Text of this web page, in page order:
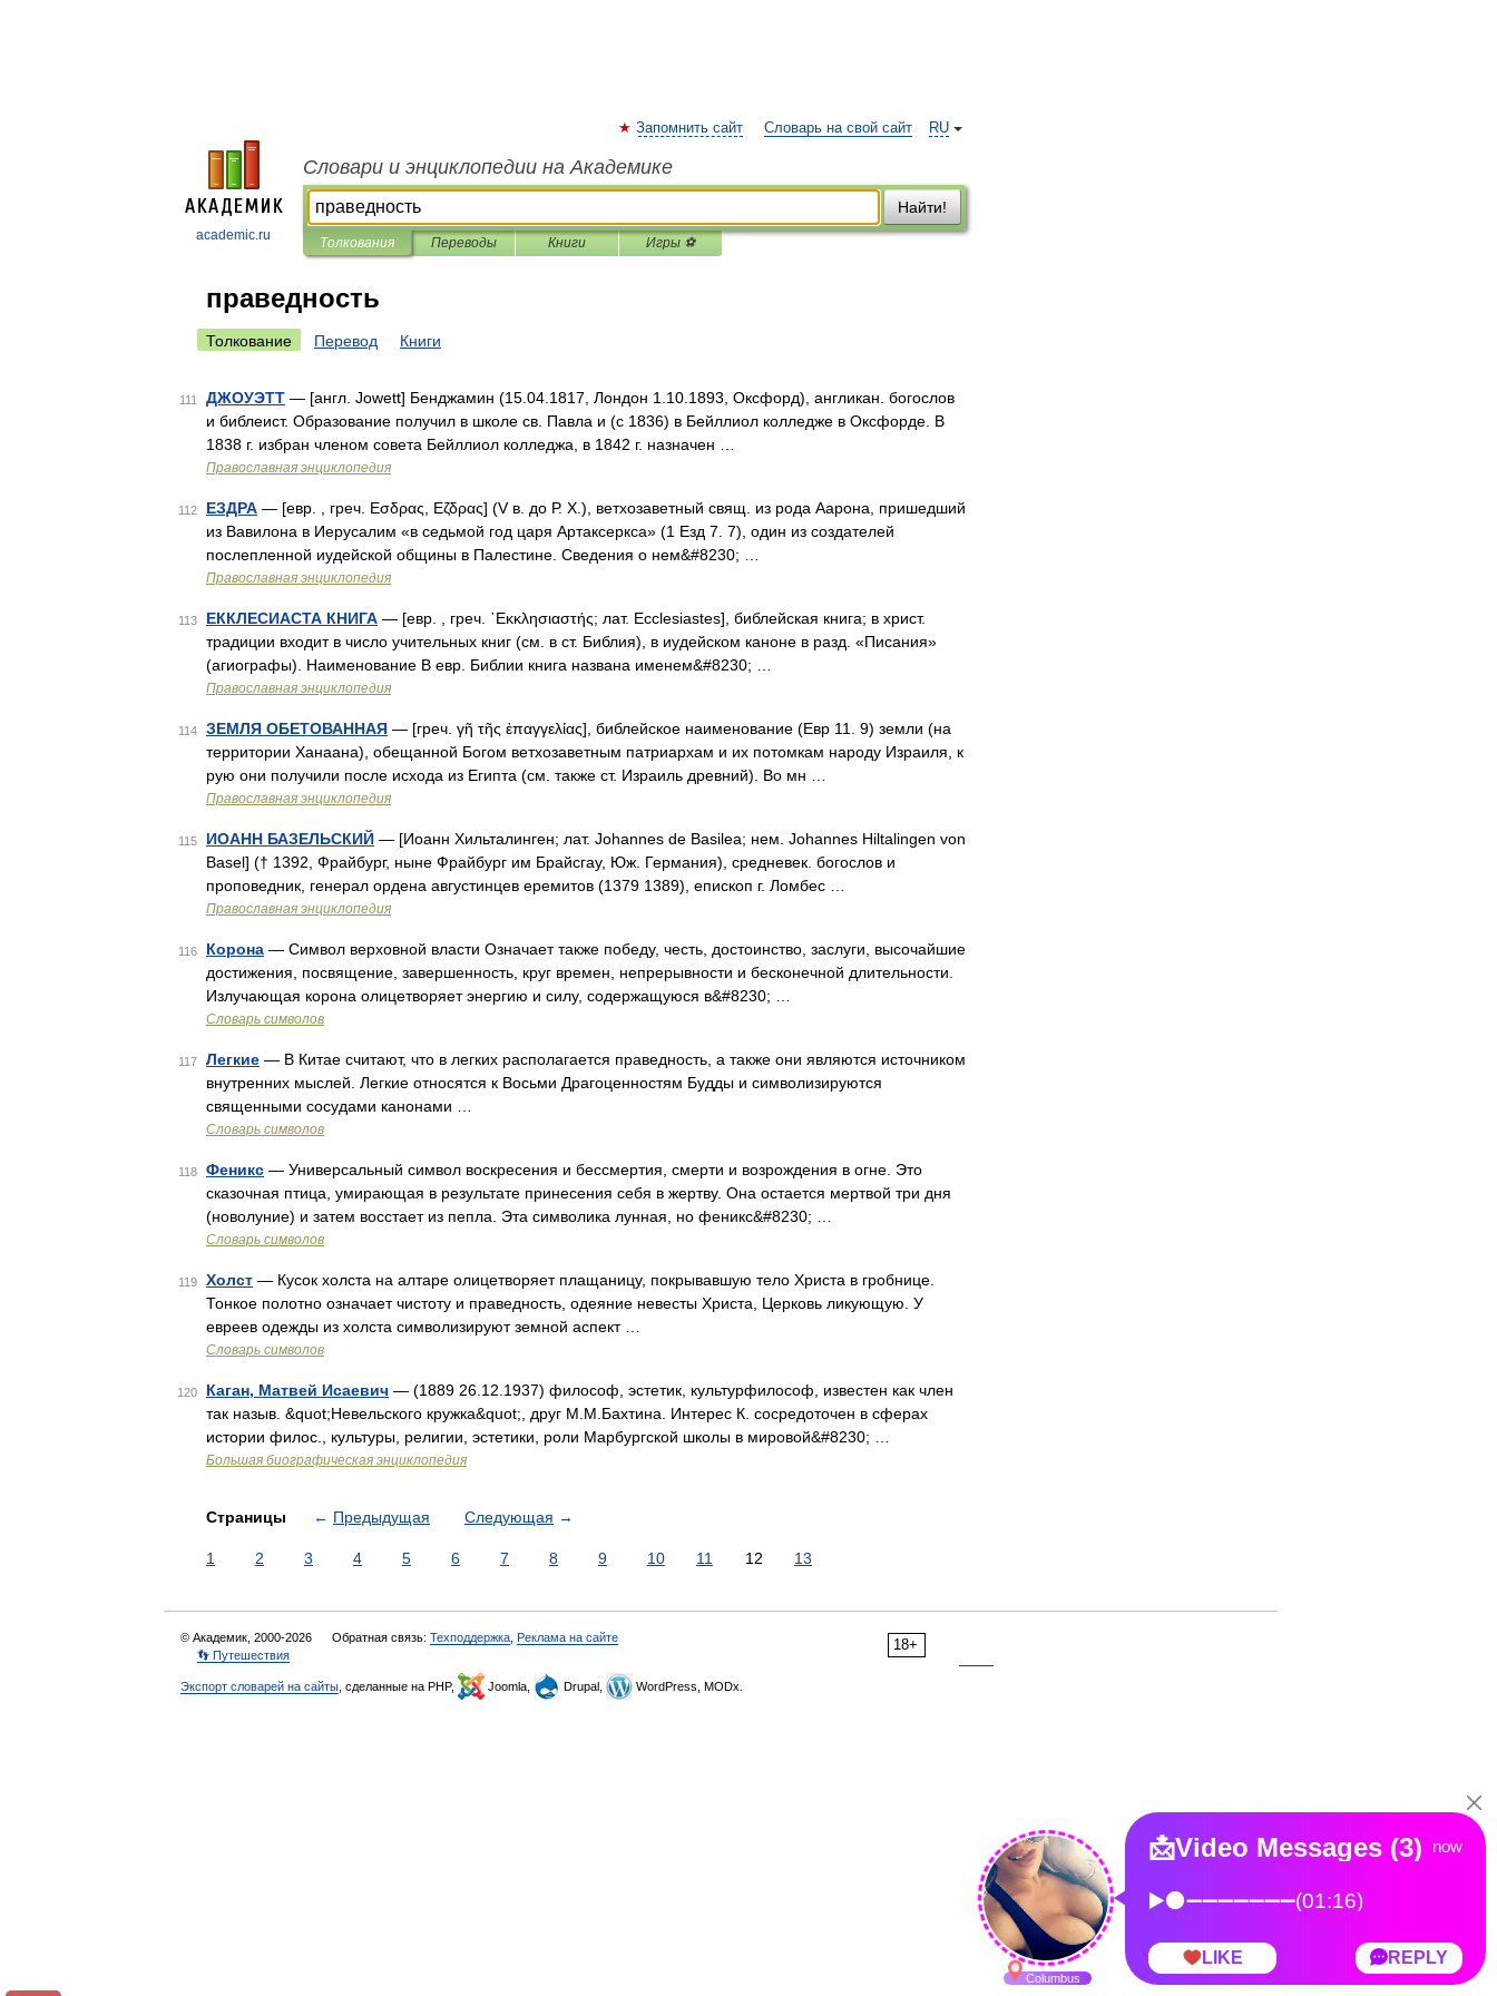
academic.ru
RU
Запомнить сайт Словарь на свой сайт
Словари и энциклопедии на Академике
Найти!
Толкования Переводы Книги Игры ⚽
праведность
Толкование Перевод Книги
111 ДЖОУЭТТ — [англ. Jowett] Бенджамин (15.04.1817, Лондон 1.10.1893, Оксфорд), англикан. богослов
и библеист. Образование получил в школе св. Павла и (с 1836) в Бейллиол колледже в Оксфорде. В
1838 г. избран членом совета Бейллиол колледжа, в 1842 г. назначен …
Православная энциклопедия
112 ЕЗДРА — [евр. , греч. Εσδρας, Εζδρας] (V в. до Р. Х.), ветхозаветный свящ. из рода Аарона, пришедший
из Вавилона в Иерусалим «в седьмой год царя Артаксеркса» (1 Езд 7. 7), один из создателей
послепленной иудейской общины в Палестине. Сведения о нем&#8230; …
Православная энциклопедия
113 ЕККЛЕСИАСТА КНИГА — [евр. , греч. ᾿Εκκλησιαστής; лат. Ecclesiastes], библейская книга; в христ.
традиции входит в число учительных книг (см. в ст. Библия), в иудейском каноне в разд. «Писания»
(агиографы). Наименование В евр. Библии книга названа именем&#8230; …
Православная энциклопедия
114 ЗЕМЛЯ ОБЕТОВАННАЯ — [греч. γῆ τῆς ἐπαγγελίας], библейское наименование (Евр 11. 9) земли (на
территории Ханаана), обещанной Богом ветхозаветным патриархам и их потомкам народу Израиля, к
рую они получили после исхода из Египта (см. также ст. Израиль древний). Во мн …
Православная энциклопедия
115 ИОАНН БАЗЕЛЬСКИЙ — [Иоанн Хильталинген; лат. Johannes de Basilea; нем. Johannes Hiltalingen von
Basel] († 1392, Фрайбург, ныне Фрайбург им Брайсгау, Юж. Германия), средневек. богослов и
проповедник, генерал ордена августинцев еремитов (1379 1389), епископ г. Ломбес …
Православная энциклопедия
116 Корона — Символ верховной власти Означает также победу, честь, достоинство, заслуги, высочайшие
достижения, посвящение, завершенность, круг времен, непрерывности и бесконечной длительности.
Излучающая корона олицетворяет энергию и силу, содержащуюся в&#8230; …
Словарь символов
117 Легкие — В Китае считают, что в легких располагается праведность, а также они являются источником
внутренних мыслей. Легкие относятся к Восьми Драгоценностям Будды и символизируются
священными сосудами канонами …
Словарь символов
118 Феникс — Универсальный символ воскресения и бессмертия, смерти и возрождения в огне. Это
сказочная птица, умирающая в результате принесения себя в жертву. Она остается мертвой три дня
(новолуние) и затем восстает из пепла. Эта символика лунная, но феникс&#8230; …
Словарь символов
119 Холст — Кусок холста на алтаре олицетворяет плащаницу, покрывавшую тело Христа в гробнице.
Тонкое полотно означает чистоту и праведность, одеяние невесты Христа, Церковь ликующую. У
евреев одежды из холста символизируют земной аспект …
Словарь символов
120 Каган, Матвей Исаевич — (1889 26.12.1937) философ, эстетик, культурфилософ, известен как член
так назыв. &quot;Невельского кружка&quot;, друг М.М.Бахтина. Интерес К. сосредоточен в сферах
истории филос., культуры, религии, эстетики, роли Марбургской школы в мировой&#8230; …
Большая биографическая энциклопедия
Страницы ← Предыдущая Следующая →
1 2 3 4 5 6 7 8 9 10 11 12 13
18+
© Академик, 2000-2026 Обратная связь: Техподдержка Реклама на сайте
👣 Путешествия
Экспорт словарей на сайты , сделанные на PHP, Joomla, Drupal, WordPress, MODx.